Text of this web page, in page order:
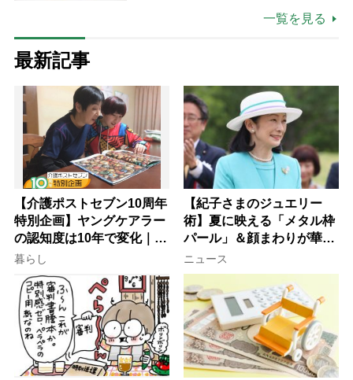
一覧を見る
最新記事
【介護ポストセブン10周年
特別企画】ヤングケアラー
の認知度は10年で変化｜流
行語大賞にノミネート、法
律にも明記されたが果たし
て現在は？
暮らし
【紀子さまのジュエリー
術】夏に映える「メタル枠
パール」＆顔まわりが華や
ぐ「揺れる一粒」の使い分
け方
ニュース